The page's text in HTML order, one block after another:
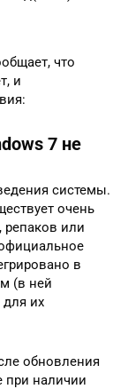
что
и
7 не
системы.
очень
репаков или
в
(в ней
их
обновления
при наличии